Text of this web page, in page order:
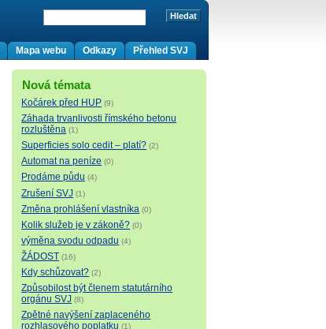
Přehled SVJ
Odkazy
Mapa webu
Nová témata
Kočárek před HUP (9)
Záhada trvanlivosti římského betonu
rozluštěna (1)
Superficies solo cedit – platí? (2)
Automat na peníze (0)
Prodáme půdu (4)
Zrušení SVJ (1)
Změna prohlášení vlastníka (0)
Kolik služeb je v zákoně? (0)
výměna svodu odpadu (4)
ŽÁDOST (16)
Kdy schůzovat? (2)
Způsobilost být členem statutárního
orgánu SVJ (8)
Zpětné navýšení zaplaceného
rozhlasového poplatku (1)